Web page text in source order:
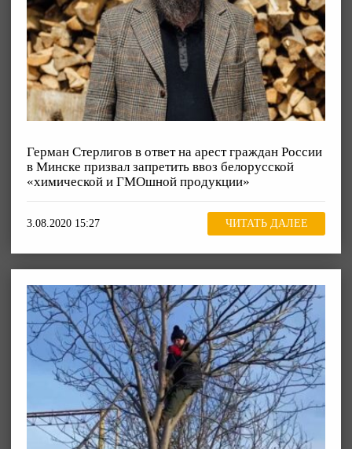
Герман Стерлигов в ответ на арест граждан России
в Минске призвал запретить ввоз белорусской
«химической и ГМОшной продукции»
3.08.2020 15:27 ЧИТАТЬ ДАЛЕЕ